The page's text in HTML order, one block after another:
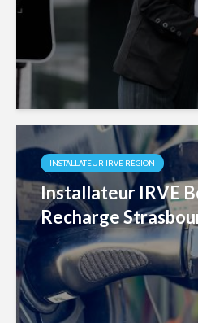
INSTALLATEUR IRVE RÉGION
Installateur IRVE
Recharge